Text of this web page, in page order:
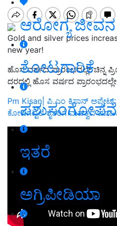
ಆರೋಗ್ಯ ಜೀವನ
ತೋಟಗಾರಿಕೆ
ಪಶುಸಂಗೋಪನೆ
ಇತರೆ
ಅಗ್ರಿಪೀಡಿಯಾ
Gold and silver prices
new year!
ಹೊಸ ವರ್ಷದ ಪ್ರಾರಂಭದಲ್ಲೇ ಚಿನ್ನ
ದರದಲ್ಲಿ ಹೊಸ ವರ್ಷದ
Pm Kisan| ಪಿ.ಎಂ ಕಿಸಾನ್‌ ಅಪ್ಡೇಟ್‌:
ಕೋಟಿಗಟ್ಟಲೆ ರೈತರಿಗೆ ಮಹತ್ವದ